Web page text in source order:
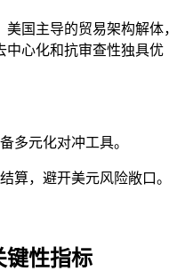
国主导的贸易架构解体，
中心化和抗审查性独具优
多元化对冲工具。
算，避开美元风险敞口。
键性指标